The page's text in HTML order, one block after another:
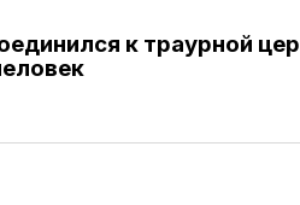
к траурной